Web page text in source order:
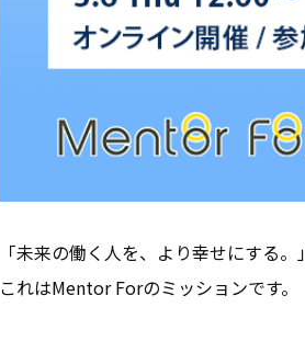
「未来の働く人を、より幸せにする。」
これはMentor Forのミッションです。